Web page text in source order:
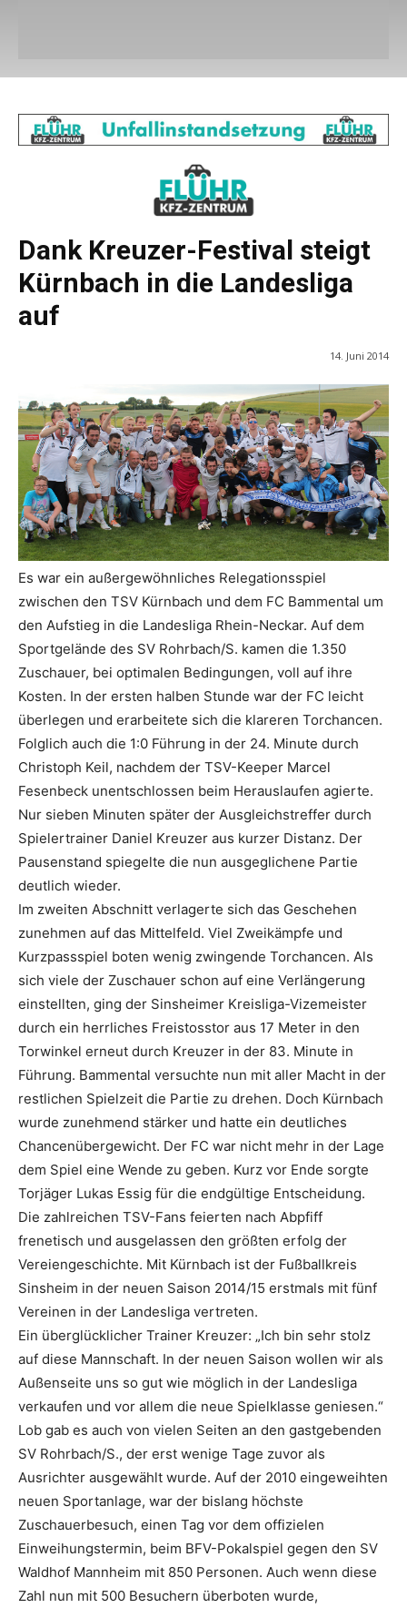
Dank Kreuzer-Festival steigt
Kürnbach in die Landesliga
auf
14. Juni 2014
Es war ein außergewöhnliches Relegationsspiel
zwischen den TSV Kürnbach und dem FC Bammental um
den Aufstieg in die Landesliga Rhein-Neckar. Auf dem
Sportgelände des SV Rohrbach/S. kamen die 1.350
Zuschauer, bei optimalen Bedingungen, voll auf ihre
Kosten. In der ersten halben Stunde war der FC leicht
überlegen und erarbeitete sich die klareren Torchancen.
Folglich auch die 1:0 Führung in der 24. Minute durch
Christoph Keil, nachdem der TSV-Keeper Marcel
Fesenbeck unentschlossen beim Herauslaufen agierte.
Nur sieben Minuten später der Ausgleichstreffer durch
Spielertrainer Daniel Kreuzer aus kurzer Distanz. Der
Pausenstand spiegelte die nun ausgeglichene Partie
deutlich wieder.
Im zweiten Abschnitt verlagerte sich das Geschehen
zunehmen auf das Mittelfeld. Viel Zweikämpfe und
Kurzpassspiel boten wenig zwingende Torchancen. Als
sich viele der Zuschauer schon auf eine Verlängerung
einstellten, ging der Sinsheimer Kreisliga-Vizemeister
durch ein herrliches Freistosstor aus 17 Meter in den
Torwinkel erneut durch Kreuzer in der 83. Minute in
Führung. Bammental versuchte nun mit aller Macht in der
restlichen Spielzeit die Partie zu drehen. Doch Kürnbach
wurde zunehmend stärker und hatte ein deutliches
Chancenübergewicht. Der FC war nicht mehr in der Lage
dem Spiel eine Wende zu geben. Kurz vor Ende sorgte
Torjäger Lukas Essig für die endgültige Entscheidung.
Die zahlreichen TSV-Fans feierten nach Abpfiff
frenetisch und ausgelassen den größten erfolg der
Vereiengeschichte. Mit Kürnbach ist der Fußballkreis
Sinsheim in der neuen Saison 2014/15 erstmals mit fünf
Vereinen in der Landesliga vertreten.
Ein überglücklicher Trainer Kreuzer: „Ich bin sehr stolz
auf diese Mannschaft. In der neuen Saison wollen wir als
Außenseite uns so gut wie möglich in der Landesliga
verkaufen und vor allem die neue Spielklasse geniesen.“
Lob gab es auch von vielen Seiten an den gastgebenden
SV Rohrbach/S., der erst wenige Tage zuvor als
Ausrichter ausgewählt wurde. Auf der 2010 eingeweihten
neuen Sportanlage, war der bislang höchste
Zuschauerbesuch, einen Tag vor dem offizielen
Einweihungstermin, beim BFV-Pokalspiel gegen den SV
Waldhof Mannheim mit 850 Personen. Auch wenn diese
Zahl nun mit 500 Besuchern überboten wurde,